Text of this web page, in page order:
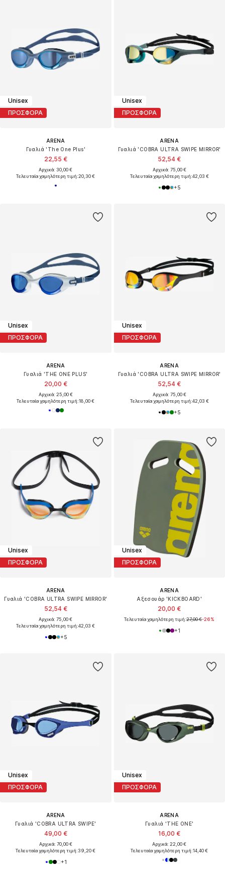
Unisex
ΠΡΟΣΦΟΡΑ
ARENA
Γυαλιά 'The One Plus'
22,55 €
Αρχικά: 30,00 €
Τελευταία χαμηλότερη τιμή:20,30 €
Unisex
ΠΡΟΣΦΟΡΑ
ARENA
Γυαλιά 'COBRA ULTRA SWIPE MIRROR'
52,54 €
Αρχικά: 75,00 €
Τελευταία χαμηλότερη τιμή:42,03 €
+5
Unisex
ΠΡΟΣΦΟΡΑ
ARENA
Γυαλιά 'THE ONE PLUS'
20,00 €
Αρχικά: 25,00 €
Τελευταία χαμηλότερη τιμή:18,00 €
Unisex
ΠΡΟΣΦΟΡΑ
ARENA
Γυαλιά 'COBRA ULTRA SWIPE MIRROR'
52,54 €
Αρχικά: 75,00 €
Τελευταία χαμηλότερη τιμή:42,03 €
+5
Unisex
ΠΡΟΣΦΟΡΑ
ARENA
Γυαλιά 'COBRA ULTRA SWIPE MIRROR'
52,54 €
Αρχικά: 75,00 €
Τελευταία χαμηλότερη τιμή:42,03 €
+5
Unisex
ΠΡΟΣΦΟΡΑ
ARENA
Αξεσουάρ 'KICKBOARD'
20,00 €
Τελευταία χαμηλότερη τιμή:27,00 €-26%
+1
Unisex
ΠΡΟΣΦΟΡΑ
ARENA
Γυαλιά 'COBRA ULTRA SWIPE'
49,00 €
Αρχικά: 70,00 €
Τελευταία χαμηλότερη τιμή:39,20 €
+1
Unisex
ΠΡΟΣΦΟΡΑ
ARENA
Γυαλιά 'THE ONE'
16,00 €
Αρχικά: 22,00 €
Τελευταία χαμηλότερη τιμή:14,40 €